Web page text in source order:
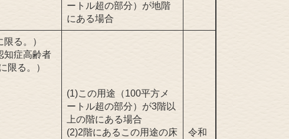
ートル超の部分）が地階
にある場合
る。）
知症高齢者
限る。）
(1)この用途（100平方メ
ートル超の部分）が3階以
上の階にある場合
(2)2階にあるこの用途の床
令和